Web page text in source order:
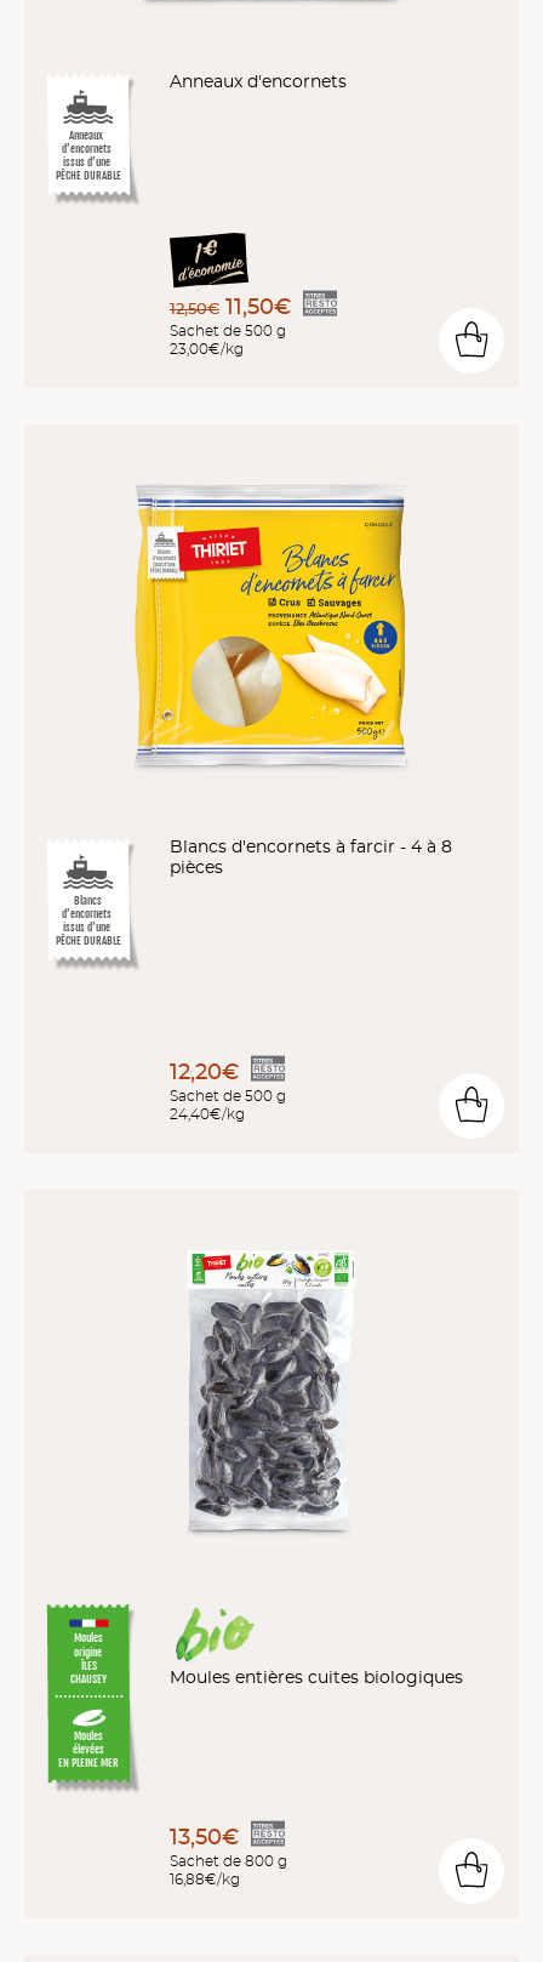
Anneaux
d’encornets
issus d’une
PÊCHE DURABLE
Anneaux d'encornets
12,50€ 11,50€
Sachet de 500 g
23,00€/kg
Blancs
d’encornets
issus d’une
PÊCHE DURABLE
Blancs d'encornets à farcir - 4 à 8
pièces
12,20€
Sachet de 500 g
24,40€/kg
Moules
origine
ÎLES
CHAUSEY
Moules
élevées
EN PLEINE MER
Moules entières cuites biologiques
13,50€
Sachet de 800 g
16,88€/kg